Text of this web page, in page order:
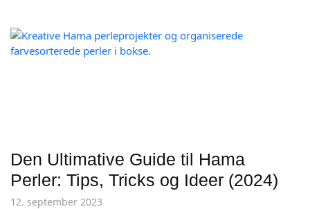
Den Ultimative Guide til Hama
Perler: Tips, Tricks og Ideer (2024)
12. september 2023